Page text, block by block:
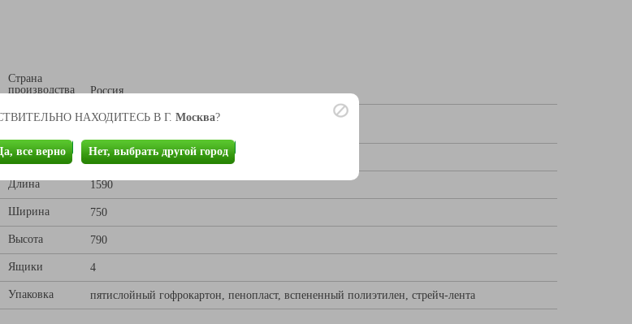
НАХОДИТЕСЬ В Г. Москва?
все верно Нет, выбрать другой город
Страна
производства
Россия
Толщина
Кромка Натуральный шпон
Длина 1590
Ширина 750
Высота 790
Ящики 4
Упаковка пятислойный гофрокартон, пенопласт, вспененный полиэтилен, стрейч-лента